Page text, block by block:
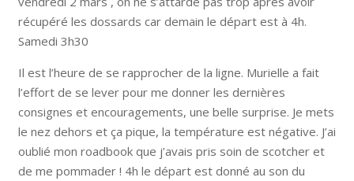
récupéré les dossards car demain le départ est à 4h.
Samedi 3h30
Il est l’heure de se rapprocher de la ligne. Murielle a fait
l’effort de se lever pour me donner les dernières
consignes et encouragements, une belle surprise. Je mets
le nez dehors et ça pique, la température est négative. J’ai
oublié mon roadbook que j’avais pris soin de scotcher et
de me pommader ! 4h le départ est donné au son du